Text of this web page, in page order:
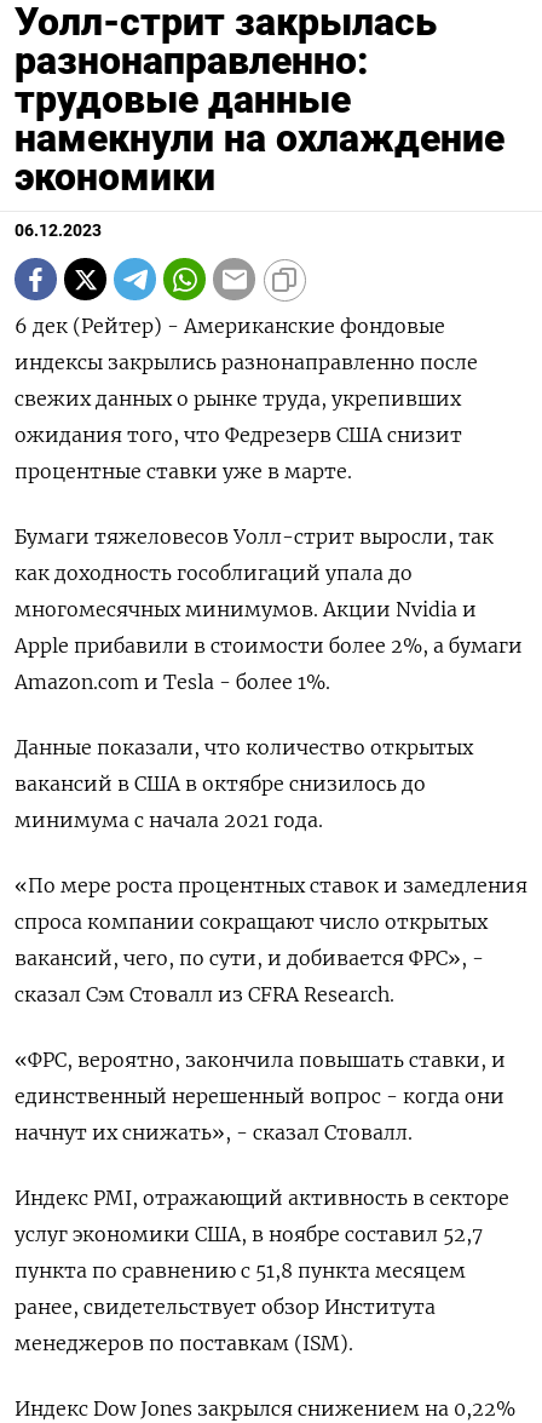
Уолл-стрит закрылась
разнонаправленно:
трудовые данные
намекнули на охлаждение
экономики
06.12.2023
6 дек (Рейтер) - Американские фондовые
индексы закрылись разнонаправленно после
свежих данных о рынке труда, укрепивших
ожидания того, что Федрезерв США снизит
процентные ставки уже в марте.
Бумаги тяжеловесов Уолл-стрит выросли, так
как доходность гособлигаций упала до
многомесячных минимумов. Акции Nvidia и
Apple прибавили в стоимости более 2%, а бумаги
Amazon.com и Tesla - более 1%.
Данные показали, что количество открытых
вакансий в США в октябре снизилось до
минимума с начала 2021 года.
«По мере роста процентных ставок и замедления
спроса компании сокращают число открытых
вакансий, чего, по сути, и добивается ФРС», -
сказал Сэм Стовалл из CFRA Research.
«ФРС, вероятно, закончила повышать ставки, и
единственный нерешенный вопрос - когда они
начнут их снижать», - сказал Стовалл.
Индекс PMI, отражающий активность в секторе
услуг экономики США, в ноябре составил 52,7
пункта по сравнению с 51,8 пункта месяцем
ранее, свидетельствует обзор Института
менеджеров по поставкам (ISM).
Индекс Dow Jones закрылся снижением на 0,22%